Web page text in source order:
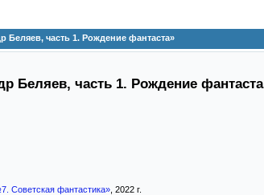
часть 1. Рождение фантаста»
Беляев, часть 1. Рождение фантаста
Советская фантастика», 2022 г.